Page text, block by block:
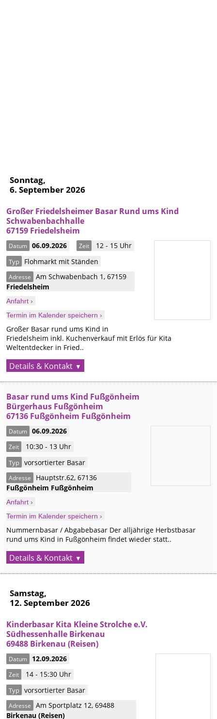
Sonntag,
6. September 2026
Großer Friedelsheimer Basar Rund ums Kind
Schwabenbachhalle
67159 Friedelsheim
Datum 06.09.2026 Zeit 12 - 15 Uhr
Typ Flohmarkt mit Ständen
Adresse Am Schwabenbach 1,67159
Friedelsheim
Anfahrt ›
Termin im Kalender speichern ›
Großer Basar rund ums Kind in
Friedelsheim inkl. Kuchenverkauf mit Erlös für Kita
Weltentdecker in Fried..
Details & Kontakt
Basar rund ums Kind Fußgönheim
Bürgerhaus Fußgönheim
67136 Fußgönheim Fußgönheim
Datum 06.09.2026
Zeit 10:30 - 13 Uhr
Typ vorsortierter Basar
Adresse Hauptstr.62,67136
Fußgönheim Fußgönheim
Anfahrt ›
Termin im Kalender speichern ›
Nummernbasar / Abgabebasar Der alljährige Herbstbasar
rund ums Kind in Fußgönheim findet wieder statt..
Details & Kontakt
Samstag,
12. September 2026
Kinderbasar Kita Kleine Strolche e.V.
Südhessenhalle Birkenau
69488 Birkenau (Reisen)
Datum 12.09.2026
Zeit 14 - 15:30 Uhr
Typ vorsortierter Basar
Adresse Am Sportplatz 12,69488
Birkenau(Reisen)